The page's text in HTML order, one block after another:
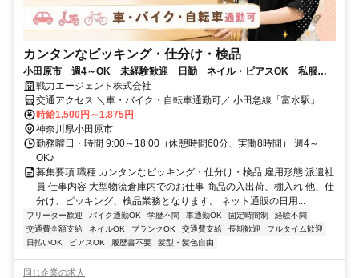
カンタンなピッキング・仕分け・検品
小田原市 週4～OK 未経験歓迎 日勤 ネイル・ピアスOK 私服
OK 髪色自由 軽作業
戦力エージェント株式会社
交通アクセス ＼車・バイク・自転車通勤可／ 小田急線「富水駅」よ
り車で10分 伊豆箱根鉄道大雄山線「飯田岡駅」より車で約7分 小田
急小田原線「小田原駅」より車で約20分 東名高速道路「大井松田
IC」より車で約20分
時給1,500円～1,875円
神奈川県小田原市
勤務曜日・時間 9:00～18:00（休憩時間60分、実働8時間） 週4～
OK♪
募集要項 職種 カンタンなピッキング・仕分け・検品 雇用形態 派遣社
員 仕事内容 大型物流倉庫内でのお仕事 商品の入出荷、棚入れ 他、仕
分け、ピッキング、検品業務となります。 ネット通販の日用...
フリーター歓迎 バイク通勤OK 学歴不問 車通勤OK 固定時間制
経験不問
交通費全額支給
ネイルOK ブランクOK 交通費支給 長期歓迎
フルタイム歓迎
日払いOK
ピアスOK 履歴書不要 髪型・髪色自由
同じ企業の求人